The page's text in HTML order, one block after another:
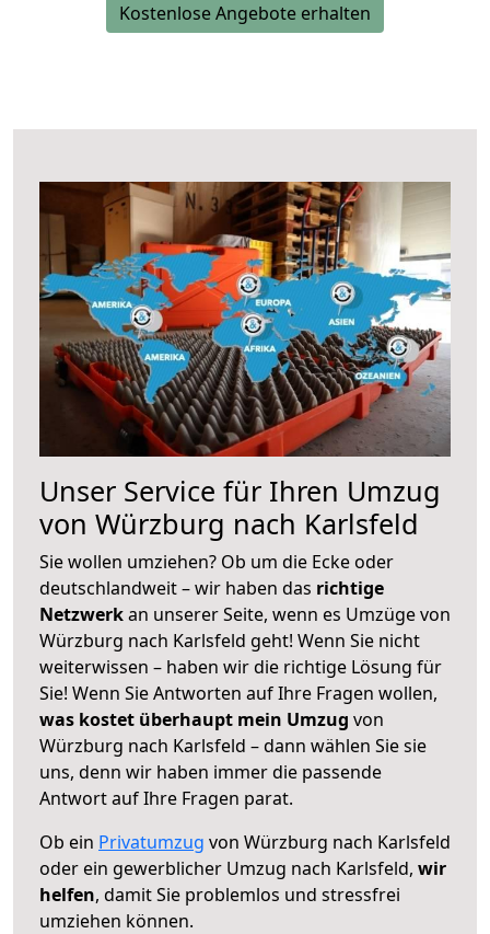
Kostenlose Angebote erhalten
Unser Service für Ihren Umzug
von Würzburg nach Karlsfeld
Sie wollen umziehen? Ob um die Ecke oder
deutschlandweit – wir haben das richtige
Netzwerkan unserer Seite, wenn es Umzüge von
Würzburg nach Karlsfeld geht! Wenn Sie nicht
weiterwissen – haben wir die richtige Lösung für
Sie! Wenn Sie Antworten auf Ihre Fragen wollen,
was kostet überhaupt mein Umzug von
Würzburg nach Karlsfeld – dann wählen Sie sie
uns, denn wir haben immer die passende
Antwort auf Ihre Fragen parat.
Ob ein Privatumzug von Würzburg nach Karlsfeld
oder ein gewerblicher Umzug nach Karlsfeld, wir
helfen, damit Sie problemlos und stressfrei
umziehen können.